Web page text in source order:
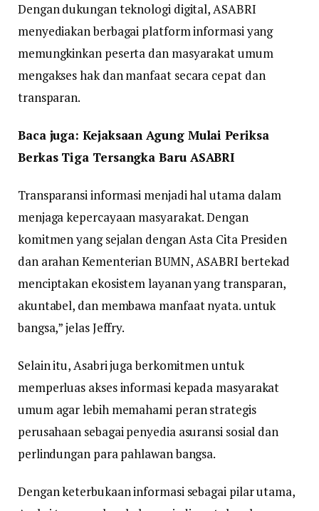
Dengan dukungan teknologi digital, ASABRI
menyediakan berbagai platform informasi yang
memungkinkan peserta dan masyarakat umum
mengakses hak dan manfaat secara cepat dan
transparan.
Baca juga: Kejaksaan Agung Mulai Periksa
Berkas Tiga Tersangka Baru ASABRI
Transparansi informasi menjadi hal utama dalam
menjaga kepercayaan masyarakat. Dengan
komitmen yang sejalan dengan Asta Cita Presiden
dan arahan Kementerian BUMN, ASABRI bertekad
menciptakan ekosistem layanan yang transparan,
akuntabel, dan membawa manfaat nyata. untuk
bangsa,” jelas Jeffry.
Selain itu, Asabri juga berkomitmen untuk
memperluas akses informasi kepada masyarakat
umum agar lebih memahami peran strategis
perusahaan sebagai penyedia asuransi sosial dan
perlindungan para pahlawan bangsa.
Dengan keterbukaan informasi sebagai pilar utama,